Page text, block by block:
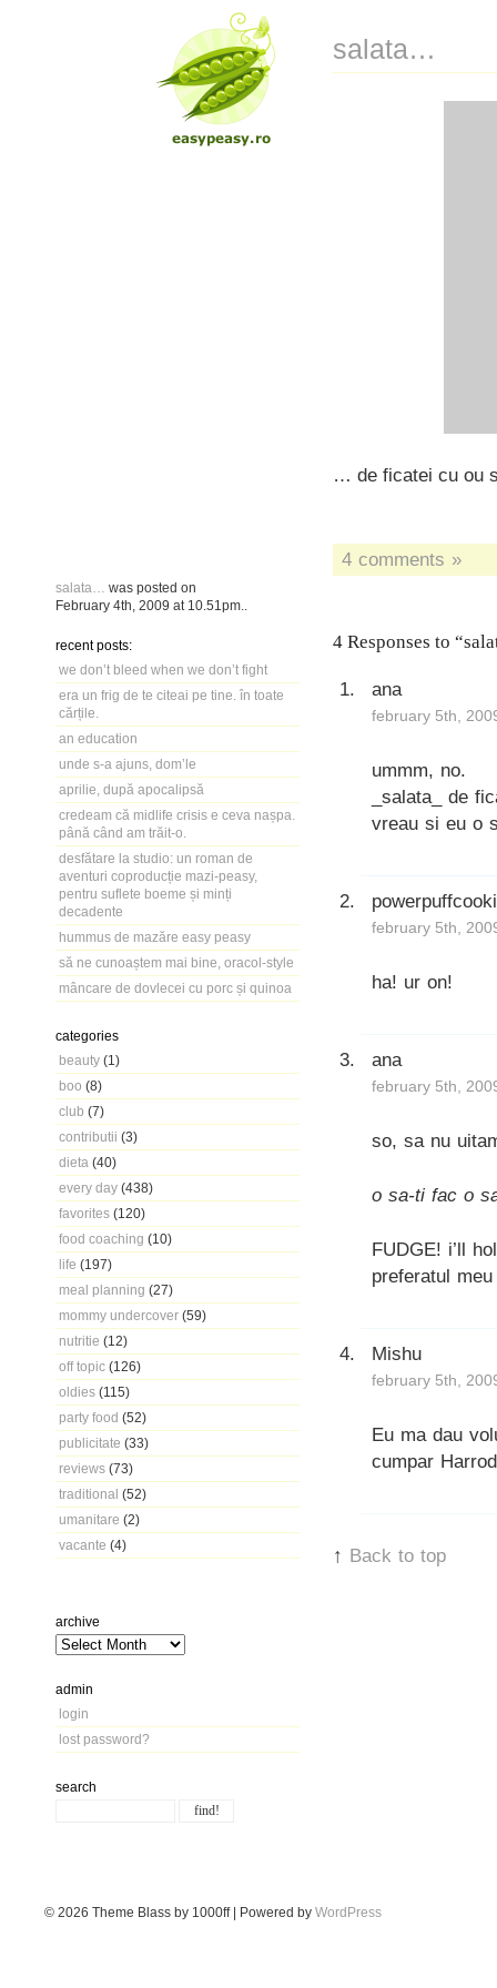
salata…
was posted on
February 4th, 2009 at 10.51pm
recent posts:
we don’t bleed when we don’t fight
era un frig de te citeai pe tine. în toate
cărțile.
an education
unde s-a ajuns, dom’le
aprilie, după apocalipsă
credeam că midlife crisis e ceva nașpa.
până când am trăit-o.
desfătare la studio: un roman de
aventuri coproducție mazi-peasy,
pentru suflete boeme și minți
decadente
hummus de mazăre easy peasy
să ne cunoaștem mai bine, oracol-style
mâncare de dovlecei cu porc și quinoa
categories
beauty (1)
boo (8)
club (7)
contributii (3)
dieta (40)
every day (438)
favorites (120)
food coaching (10)
life (197)
meal planning (27)
mommy undercover (59)
nutritie (12)
off topic (126)
oldies (115)
party food (52)
publicitate (33)
reviews (73)
traditional (52)
umanitare (2)
vacante (4)
archive
admin
login
lost password?
search
salata…
… de ficatei cu ou
4 comments »
4 Responses to
ana
february 5th,
ummm, no.
_salata_ de
vreau si eu o
february 5th,
ha! ur on!
ana
february 5th,
so, sa nu
o sa-ti fac o
FUDGE! i’ll
preferatul
Mishu
february 5th,
Eu ma dau
cumpar
↑ Back to top
© 2026 Theme Blass by 1000ff | Powered by WordPress